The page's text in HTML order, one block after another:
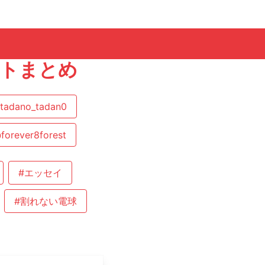
まとめ
#エッセイ
#割れない電球